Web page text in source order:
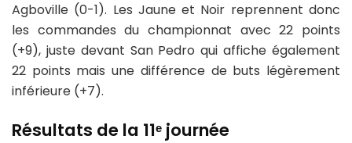
Agboville (0-1). Les Jaune et Noir reprennent donc
les commandes du championnat avec 22 points
(+9), juste devant San Pedro qui affiche également
22 points mais une différence de buts légèrement
inférieure (+7).
Résultats de la 11ᵉ journée